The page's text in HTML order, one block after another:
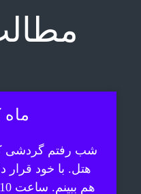
ماه
شب رفتم گردشی
هتل. با خود قرار